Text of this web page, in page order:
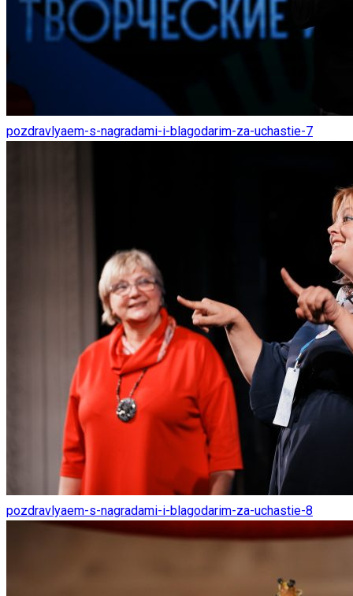
pozdravlyaem-s-nagradami-i-blagodarim-za-uchastie-7
pozdravlyaem-s-nagradami-i-blagodarim-za-uchastie-8